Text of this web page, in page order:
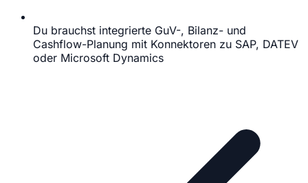
Du brauchst integrierte GuV-, Bilanz- und
Cashflow-Planung mit Konnektoren zu SAP, DATEV
oder Microsoft Dynamics